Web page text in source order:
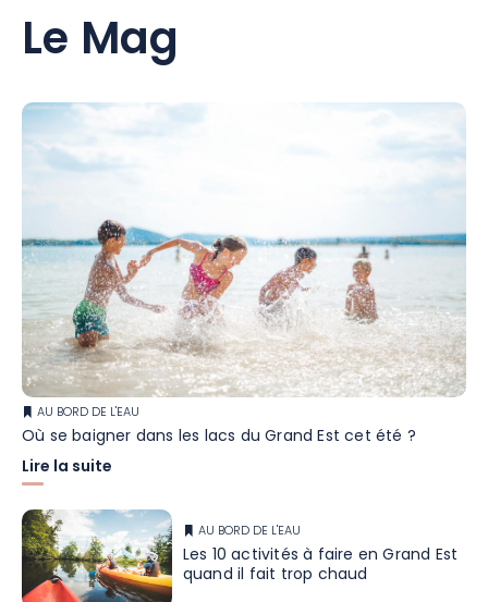
Le Mag
AU BORD DE L'EAU
Où se baigner dans les lacs du Grand Est cet été ?
Lire la suite
AU BORD DE L'EAU
Les 10 activités à faire en Grand Est
quand il fait trop chaud